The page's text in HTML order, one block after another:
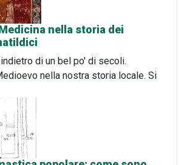
nella storia dei
di un bel po' di secoli.
nella nostra storia locale. Si